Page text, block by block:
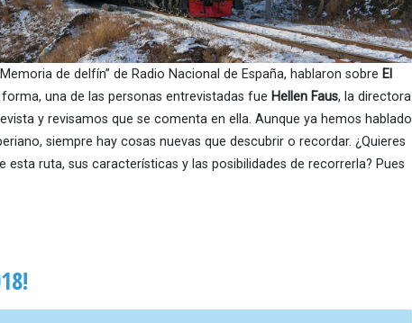
de delfín” de Radio Nacional de España, hablaron sobre El
una de las personas entrevistadas fue Hellen Faus, la directora
y revisamos que se comenta en ella. Aunque ya hemos hablado
siempre hay cosas nuevas que descubrir o recordar. ¿Quieres
esta ruta, sus características y las posibilidades de recorrerla? Pues